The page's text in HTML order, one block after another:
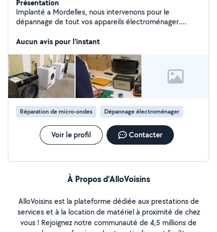
Présentation
Implanté a Mordelles, nous intervenons pour le
dépannage de tout vos appareils électroménager.
et vous pouvez y déposer vos appareils a tout moment
Aucun avis pour l'instant
Réparation de micro-ondes Dépannage électroménager
Voir le profil Contacter
À Propos d’AlloVoisins
AlloVoisins est la plateforme dédiée aux prestations de
services et à la location de matériel à proximité de chez
vous ! Rejoignez notre communauté de 4,5 millions de